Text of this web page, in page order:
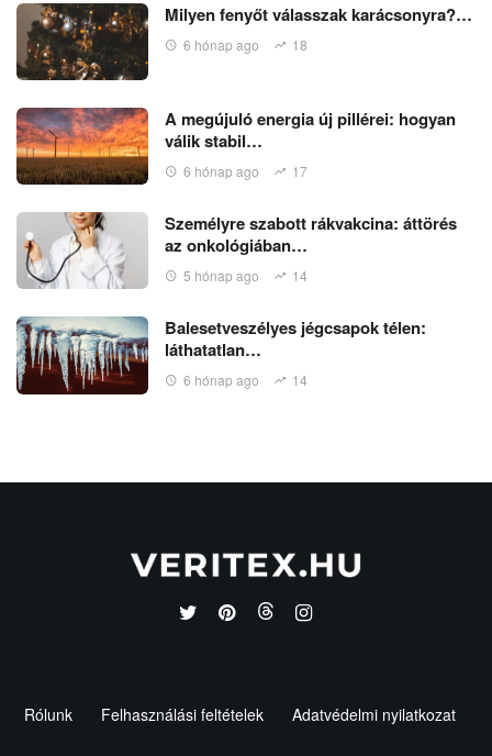
Milyen fenyőt válasszak karácsonyra?…
6 hónap ago 18
A megújuló energia új pillérei: hogyan
válik stabil…
6 hónap ago 17
Személyre szabott rákvakcina: áttörés
az onkológiában…
5 hónap ago 14
Balesetveszélyes jégcsapok télen:
láthatatlan…
6 hónap ago 14
Rólunk Felhasználási feltételek Adatvédelmi nyilatkozat